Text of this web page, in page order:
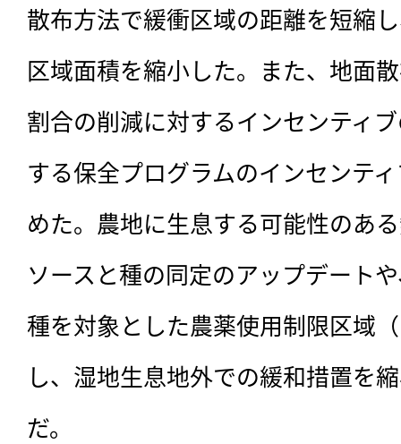
散布方法で緩衝区域の距離を短縮
区域面積を縮小した。また、地面
割合の削減に対するインセンティ
する保全プログラムのインセンテ
めた。農地に生息する可能性のあ
ソースと種の同定のアップデート
種を対象とした農薬使用制限区域
し、湿地生息地外での緩和措置を
だ。